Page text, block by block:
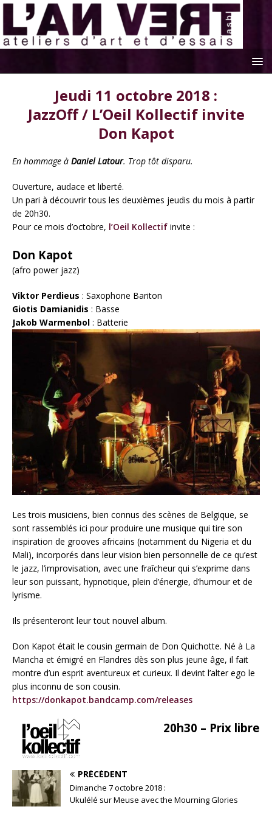
Jeudi 11 octobre 2018 :
JazzOff / L’Oeil Kollectif invite
Don Kapot
En hommage à Daniel Latour. Trop tôt disparu.
Ouverture, audace et liberté.
Un pari à découvrir tous les deuxièmes jeudis du mois à partir
de 20h30.
Pour ce mois d’octobre, l’Oeil Kollectif invite :
Don Kapot
(afro power jazz)
Viktor Perdieus : Saxophone Bariton
Giotis Damianidis : Basse
Jakob Warmenbol : Batterie
Les trois musiciens, bien connus des scènes de Belgique, se
sont rassemblés ici pour produire une musique qui tire son
inspiration de grooves africains (notamment du Nigeria et du
Mali), incorporés dans leur vision bien personnelle de ce qu’est
le jazz, l’improvisation, avec une fraîcheur qui s’exprime dans
leur son puissant, hypnotique, plein d’énergie, d’humour et de
lyrisme.
Ils présenteront leur tout nouvel album.
Don Kapot était le cousin germain de Don Quichotte. Né à La
Mancha et émigré en Flandres dès son plus jeune âge, il fait
montre d’un esprit aventureux et curieux. Il devint l’alter ego le
plus inconnu de son cousin.
https://donkapot.bandcamp.com/releases
20h30 – Prix libre
PRÉCÉDENT
Dimanche 7 octobre 2018 :
Ukulélé sur Meuse avec the Mourning Glories